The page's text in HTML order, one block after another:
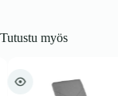
Tutustu myös